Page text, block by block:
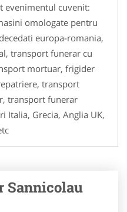
evenimentul cuvenit:
omologate pentru
europa-romania,
transport funerar cu
mortuar, frigider
transport
transport funerar
Italia, Grecia, Anglia UK,
Sannicolau